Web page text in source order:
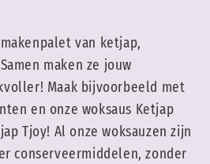
van ketjap,
maken ze jouw
Maak bijvoorbeeld met
en onze woksaus Ketjap
Tjoy! Al onze woksauzen zijn
conserveermiddelen, zonder